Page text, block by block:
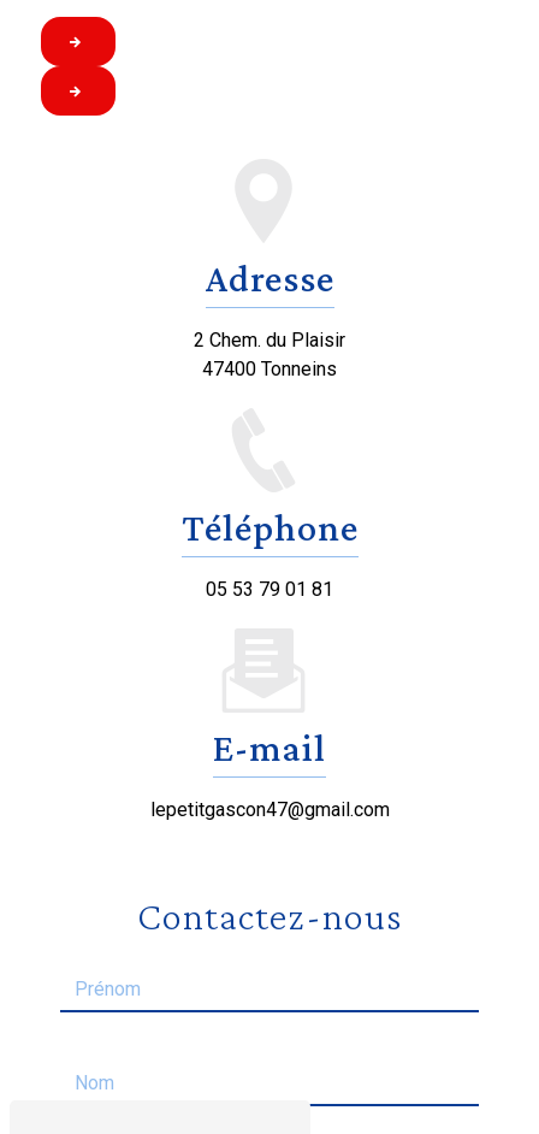
Adresse
2 Chem. du Plaisir
47400 Tonneins
Téléphone
05 53 79 01 81
E-mail
lepetitgascon47@gmail.com
Contactez-nous